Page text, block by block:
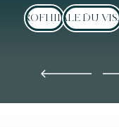
PROFHILOOVALE DU